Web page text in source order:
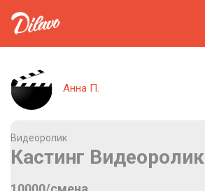
Анна П.
Видеоролик
Кастинг Видеоролик